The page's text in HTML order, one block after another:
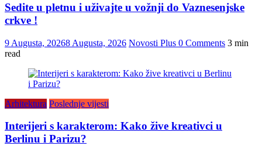
Sedite u pletnu i uživajte u vožnji do Vaznesenjske
crkve !
9 Augusta, 20268 Augusta, 2026 Novosti Plus 0 Comments 3 min
read
Arhitektura Poslednje vijesti
Interijeri s karakterom: Kako žive kreativci u
Berlinu i Parizu?